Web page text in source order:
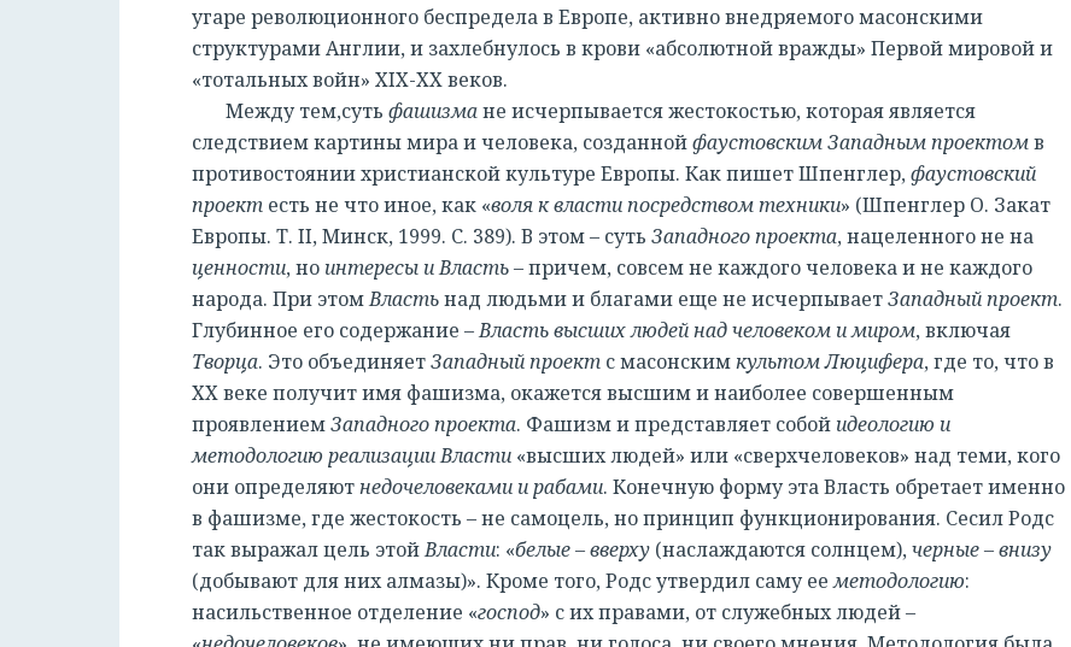
угаре революционного беспредела в Европе, активно внедряемого масонскими
структурами Англии, и захлебнулось в крови «абсолютной вражды» Первой мировой и
«тотальных войн» XIX-ХХ веков.
Между тем,суть фашизмане исчерпывается жестокостью, которая является
следствием картины мира и человека, созданнойфаустовским Западным проектомв
противостоянии христианской культуре Европы. Как пишет Шпенглер,фаустовский
проект есть не что иное, как «воля к власти посредством техники» (Шпенглер О. Закат
Европы. Т. II, Минск, 1999. С. 389). В этом – суть Западного проекта, нацеленного не на
ценности, но интересы и Власть– причем, совсем не каждого человека и не каждого
народа. При этомВластьнад людьми и благами еще не исчерпываетЗападный проект.
Глубинное его содержание –Власть высших людей над человеком и миром, включая
Творца. Это объединяетЗападный проект с масонскимкультом Люцифера, где то, что в
ХХ веке получит имя фашизма, окажется высшим и наиболее совершенным
проявлениемЗападного проекта. Фашизм и представляет собой идеологию и
методологию реализации Власти «высших людей» или «сверхчеловеков» над теми, кого
они определяютнедочеловеками и рабами. Конечную форму эта Власть обретает именно
в фашизме, где жестокость – не самоцель, но принцип функционирования. Сесил Родс
так выражал цель этойВласти: «белые – вверху (наслаждаются солнцем),черные – внизу
(добывают для них алмазы)». Кроме того, Родс утвердил саму ееметодологию:
насильственное отделение «господ» с их правами, от служебных людей –